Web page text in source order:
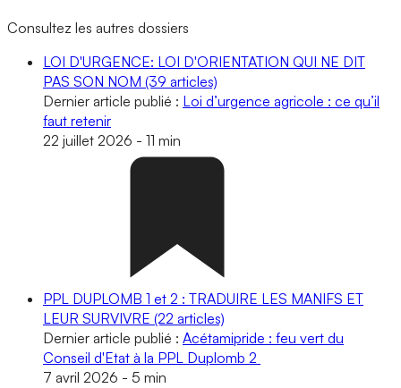
Consultez les autres dossiers
LOI D'URGENCE: LOI D'ORIENTATION QUI NE DIT
PAS SON NOM (39 articles)
Dernier article publié : Loi d’urgence agricole : ce qu’il
faut retenir
22 juillet 2026 - 11 min
PPL DUPLOMB 1 et 2 : TRADUIRE LES MANIFS ET
LEUR SURVIVRE (22 articles)
Dernier article publié : Acétamipride : feu vert du
Conseil d'Etat à la PPL Duplomb 2
7 avril 2026 - 5 min